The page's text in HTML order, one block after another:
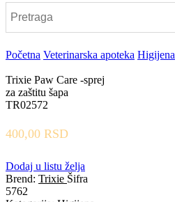
Početna Veterinarska apoteka Higijena
Trixie Paw Care -sprej
za zaštitu šapa
TR02572
400,00 RSD
Dodaj u listu želja
Brend: Trixie Šifra
5762